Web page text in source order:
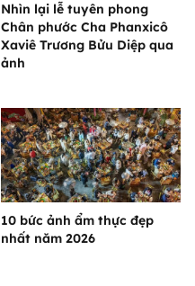
Nhìn lại lễ tuyên phong
Chân phước Cha Phanxicô
Xaviê Trương Bửu Diệp qua
ảnh
10 bức ảnh ẩm thực đẹp
nhất năm 2026